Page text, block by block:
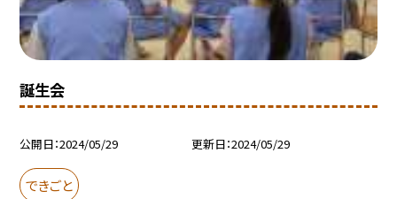
誕生会
公開日 2024/05/29 更新日 2024/05/29
できごと